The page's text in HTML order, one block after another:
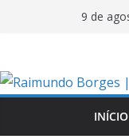
conteúdo
9 de
INÍCIO